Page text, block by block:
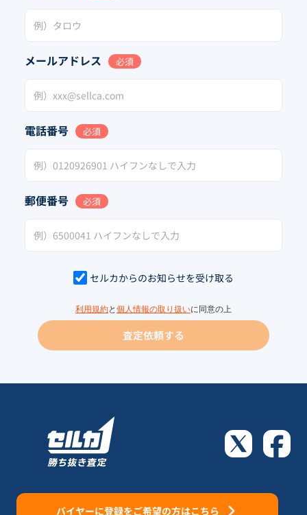
メールアドレス 必須
電話番号 必須
郵便番号 必須
セルカからのお知らせを受け取る
利用規約と 個人情報の取り扱いに同意の上
査定依頼する
バイヤーに登録をご希望の方はこちら